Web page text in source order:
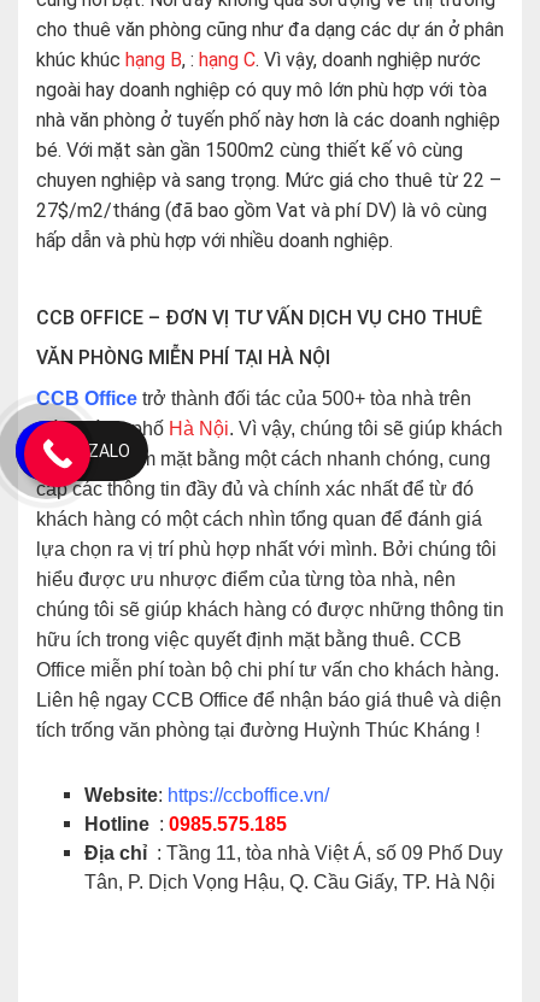
cho thuê văn phòng cũng như đa dạng các dự án ở phân
khúc khúc hạng B, : hạng C. Vì vậy, doanh nghiệp nước
ngoài hay doanh nghiệp có quy mô lớn phù hợp với tòa
nhà văn phòng ở tuyến phố này hơn là các doanh nghiệp
bé. Với mặt sàn gần 1500m2 cùng thiết kế vô cùng
chuyen nghiệp và sang trọng. Mức giá cho thuê từ 22 –
27$/m2/tháng (đã bao gồm Vat và phí DV) là vô cùng
hấp dẫn và phù hợp với nhiều doanh nghiệp.
CCB OFFICE – ĐƠN VỊ TƯ VẤN DỊCH VỤ CHO THUÊ
VĂN PHÒNG MIỄN PHÍ TẠI HÀ NỘI
CCB Office trở thành đối tác của 500+ tòa nhà trên
toàn thành phố Hà Nội. Vì vậy, chúng tôi sẽ giúp khách
hàng tìm kiếm mặt bằng một cách nhanh chóng, cung
cấp các thông tin đầy đủ và chính xác nhất để từ đó
khách hàng có một cách nhìn tổng quan để đánh giá
lựa chọn ra vị trí phù hợp nhất với mình. Bởi chúng tôi
hiểu được ưu nhược điểm của từng tòa nhà, nên
chúng tôi sẽ giúp khách hàng có được những thông tin
hữu ích trong việc quyết định mặt bằng thuê. CCB
Office miễn phí toàn bộ chi phí tư vấn cho khách hàng.
Liên hệ ngay CCB Office để nhận báo giá thuê và diện
tích trống văn phòng tại đường Huỳnh Thúc Kháng !
Website: https://ccboffice.vn/
Hotline : 0985.575.185
Địa chỉ : Tầng 11, tòa nhà Việt Á, số 09 Phố Duy
Tân, P. Dịch Vọng Hậu, Q. Cầu Giấy, TP. Hà Nội
ZALO